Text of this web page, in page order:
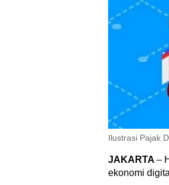
Ilustrasi Pajak
JAKARTA –
ekonomi